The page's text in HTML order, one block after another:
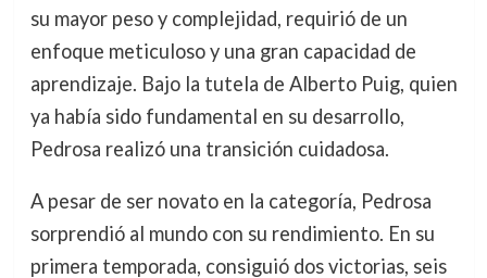
su mayor peso y complejidad, requirió de un
enfoque meticuloso y una gran capacidad de
aprendizaje. Bajo la tutela de Alberto Puig, quien
ya había sido fundamental en su desarrollo,
Pedrosa realizó una transición cuidadosa.
A pesar de ser novato en la categoría, Pedrosa
sorprendió al mundo con su rendimiento. En su
primera temporada, consiguió dos victorias, seis